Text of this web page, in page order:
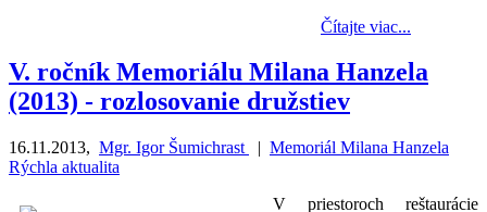
Čítajte viac...
V. ročník Memoriálu Milana Hanzela
(2013) - rozlosovanie družstiev
16.11.2013, Mgr. Igor Šumichrast | Memoriál Milana Hanzela
Rýchla aktualita
V priestoroch reštaurácie